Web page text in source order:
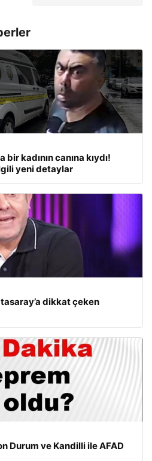
kadının canına kıydı!
yeni detaylar
dikkat çeken
Durum ve Kandilli ile AFAD